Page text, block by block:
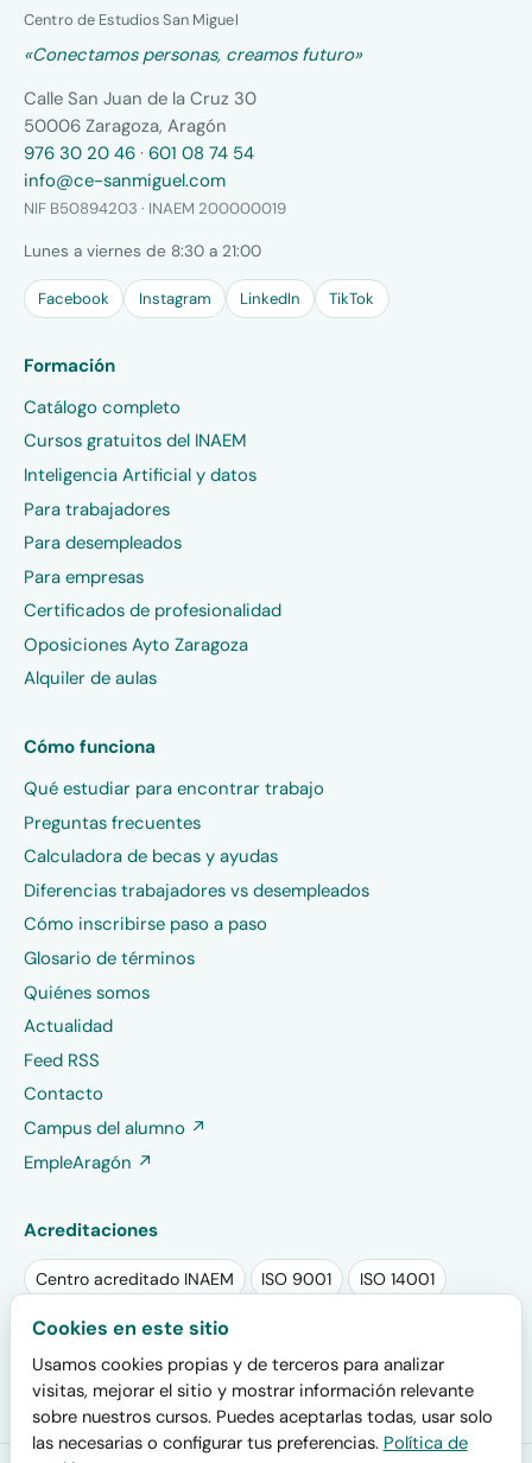
Centro de Estudios San Miguel
«Conectamos personas, creamos futuro»
Calle San Juan de la Cruz 30
50006 Zaragoza, Aragón
976 30 20 46 · 601 08 74 54
info@ce-sanmiguel.com
NIF B50894203 · INAEM 200000019
Lunes a viernes de 8:30 a 21:00
Facebook Instagram LinkedIn TikTok
Formación
Catálogo completo
Cursos gratuitos del INAEM
Inteligencia Artificial y datos
Para trabajadores
Para desempleados
Para empresas
Certificados de profesionalidad
Oposiciones Ayto Zaragoza
Alquiler de aulas
Cómo funciona
Qué estudiar para encontrar trabajo
Preguntas frecuentes
Calculadora de becas y ayudas
Diferencias trabajadores vs desempleados
Cómo inscribirse paso a paso
Glosario de términos
Quiénes somos
Actualidad
Feed RSS
Contacto
Campus del alumno ↗
EmpleAragón ↗
Acreditaciones
Centro acreditado INAEM ISO 9001 ISO 14001
Sello RSA PLUS 2025 Sello EFR
Plan de igualdad registrado
Cookies en este sitio
Usamos cookies propias y de terceros para analizar
visitas, mejorar el sitio y mostrar información relevante
sobre nuestros cursos. Puedes aceptarlas todas, usar solo
las necesarias o configurar tus preferencias. Política de